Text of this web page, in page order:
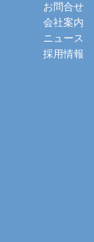
お問合せ
会社案内
ニュース
採用情報